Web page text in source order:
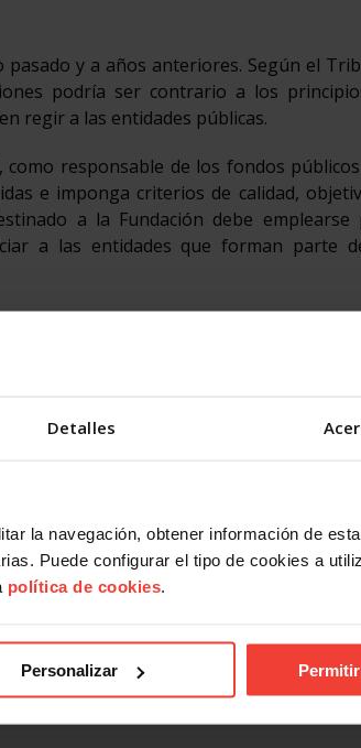
Detalles
la navegación, obtener información de
Puede configurar el tipo de cookies a
política de cookies.
Personalizar
y a años anteriores. Según el
podría ser contrario a los
regir a las entidades públicas.
como responsable de los fondos
e imponga criterios de calidad,
a la Fundación debe emplearse
a las entidades que forman parte
por la USO
y
del
la
EPA 2T2026. El paro baja del 10%
España sigue arrastrando 2,5
de personas desempleadas
28 JULIO, 2026